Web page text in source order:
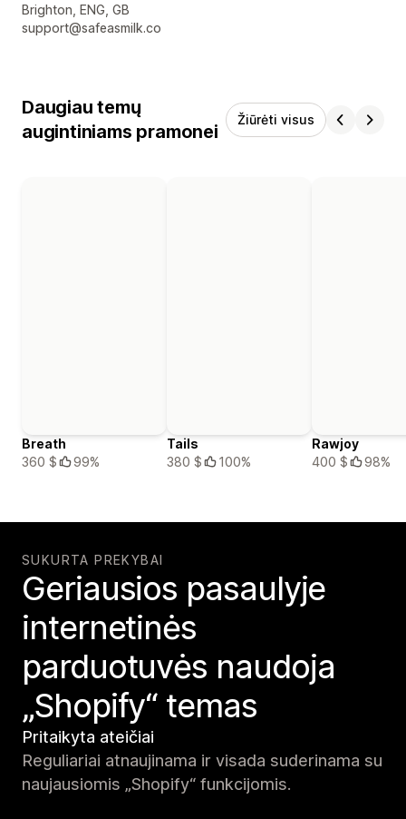
Kūrėjo kontaktiniai duomenys
Brighton, ENG, GB
support@safeasmilk.co
Daugiau temų
augintiniams pramonei
Žiūrėti visus
Breath
360 $
99%
Tails
380 $
100%
Rawjoy
400 $
98%
SUKURTA PREKYBAI
Geriausios pasaulyje
internetinės
parduotuvės naudoja
„Shopify“ temas
Pritaikyta ateičiai
Reguliariai atnaujinama ir visada suderinama su
naujausiomis „Shopify“ funkcijomis.